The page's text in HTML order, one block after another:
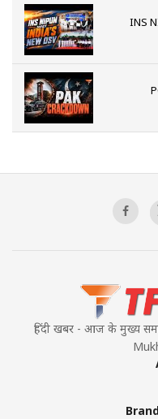
INS
हिंदी खबर - आज के मुख्य